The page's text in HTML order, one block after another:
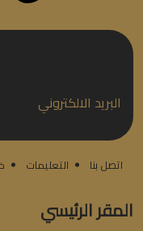
اتصل بنا التعليمات
المقر الرئيسي